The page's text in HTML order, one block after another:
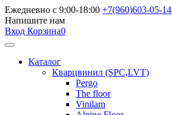
Ежедневно с 9:00-18:00 +7(960)603-05-14
Напишите нам
Вход Корзина0
Каталог
Кварцвинил (SPC,LVT)
Pergo
The floor
Vinilam